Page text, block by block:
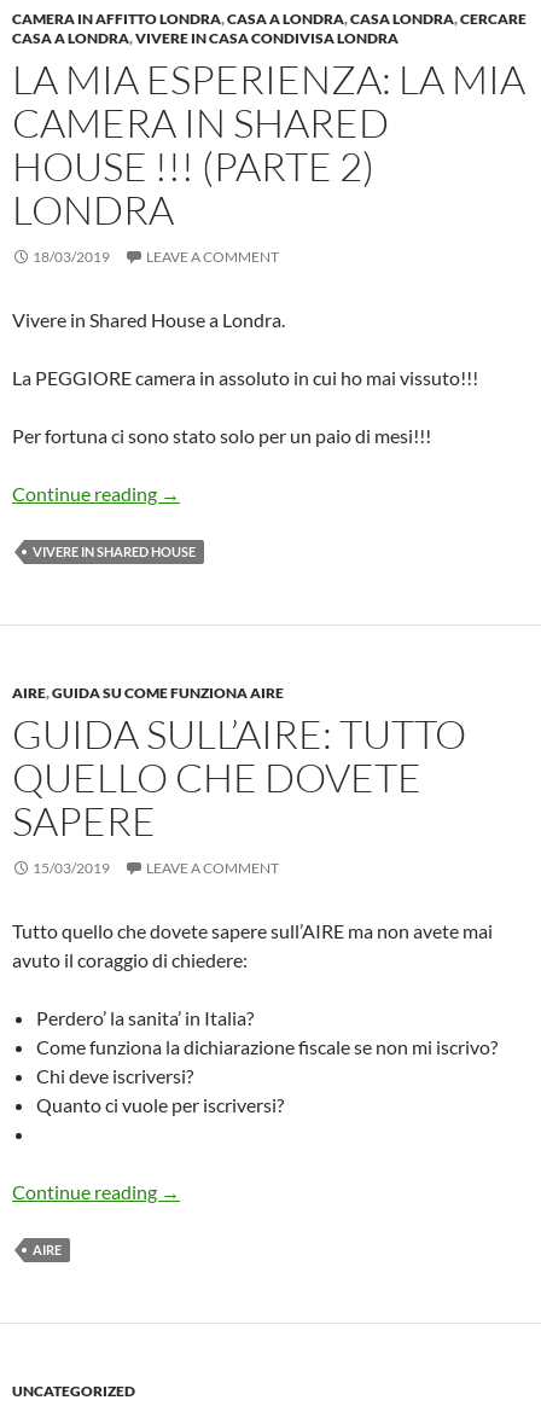
CAMERA IN AFFITTO LONDRA,CASA A LONDRA,CASA LONDRA,CERCARE
CASA A LONDRA,VIVERE IN CASA CONDIVISA LONDRA
LA MIA ESPERIENZA: LA MIA
CAMERA IN SHARED
HOUSE !!! (PARTE 2)
LONDRA
18/03/2019 LEAVE A COMMENT
Vivere in Shared House a Londra.
La PEGGIORE camera in assoluto in cui ho mai vissuto!!!
Per fortuna ci sono stato solo per un paio di mesi!!!
Continue reading La Mia Esperienza: LA MIA CAMERA IN
→
VIVERE IN SHARED HOUSE
AIRE,GUIDA SU COME FUNZIONA AIRE
GUIDA SULL’AIRE: TUTTO
QUELLO CHE DOVETE
SAPERE
15/03/2019 LEAVE A COMMENT
Tutto quello che dovete sapere sull’AIRE ma non avete mai
avuto il coraggio di chiedere:
Perdero’ la sanita’ in Italia?
Come funziona la dichiarazione fiscale se non mi iscrivo?
Chi deve iscriversi?
Quanto ci vuole per iscriversi?
Continue reading Guida sull’AIRE: Tutto quello che DOVETE
→
AIRE
UNCATEGORIZED